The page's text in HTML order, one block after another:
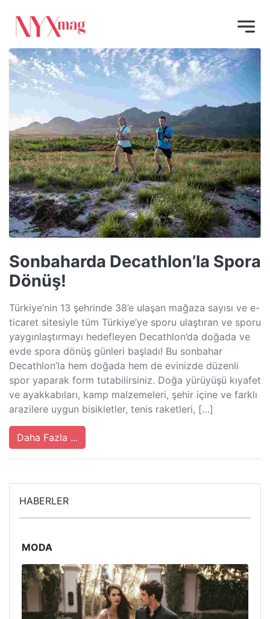
Sonbaharda Decathlon’la Spora
Dönüş!
Türkiye’nin 13 şehrinde 38’e ulaşan mağaza sayısı ve e-
ticaret sitesiyle tüm Türkiye’ye sporu ulaştıran ve sporu
yaygınlaştırmayı hedefleyen Decathlon’da doğada ve
evde spora dönüş günleri başladı! Bu sonbahar
Decathlon’la hem doğada hem de evinizde düzenli
spor yaparak form tutabilirsiniz. Doğa yürüyüşü kıyafet
ve ayakkabıları, kamp malzemeleri, şehir içine ve farklı
arazilere uygun bisikletler, tenis raketleri, […]
Daha Fazla ...
HABERLER
MODA